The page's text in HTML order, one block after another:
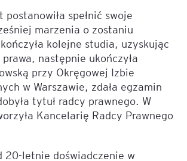
spełnić swoje
marzenia o zostaniu
kolejne studia, uzyskując
następnie ukończyła
przy Okręgowej Izbie
w Warszawie, zdała egzamin
tytuł radcy prawnego. W
Kancelarię Radcy Prawnego
20-letnie doświadczenie w